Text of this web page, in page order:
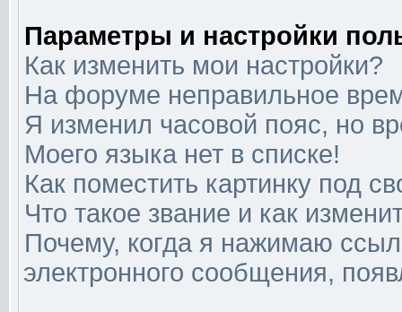
Параметры и настройки
Как изменить мои настройки?
На форуме неправильное
Я изменил часовой пояс, но
Моего языка нет в списке!
Как поместить картинку под
Что такое звание и как
Почему, когда я нажимаю
электронного сообщения,